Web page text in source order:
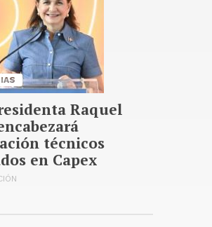
José Antonio Kast anuncia
reforma constitucional para
mejorar la seguridad en Chile
hace 14 horas
Raquel
técnicos
en Capex